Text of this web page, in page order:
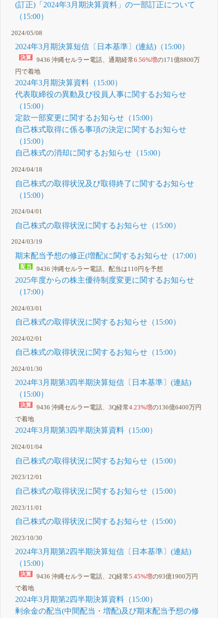
(訂正)「2024年3月期決算資料」の一部訂正について
（15:00）
2024/05/08
2024年3月期決算短信〔日本基準〕(連結)（15:00）
9436 沖縄セルラー電話、通期経常6.56%増の171億8800万
円で着地
2024年3月期決算資料（15:00）
代表取締役の異動及び役員人事に関するお知らせ
（15:00）
定款一部変更に関するお知らせ（15:00）
自己株式取得に係る事項の決定に関するお知らせ
（15:00）
自己株式の消却に関するお知らせ（15:00）
2024/04/18
自己株式の取得状況及び取得終了に関するお知らせ
（15:00）
2024/04/01
自己株式の取得状況に関するお知らせ（15:00）
2024/03/19
期末配当予想の修正(増配)に関するお知らせ（17:00）
9436 沖縄セルラー電話、配当は110円を予想
2025年度からの株主優待制度変更に関するお知らせ
（17:00）
2024/03/01
自己株式の取得状況に関するお知らせ（15:00）
2024/02/01
自己株式の取得状況に関するお知らせ（15:00）
2024/01/30
2024年3月期第3四半期決算短信〔日本基準〕(連結)
（15:00）
9436 沖縄セルラー電話、3Q経常4.23%増の136億6400万円
で着地
2024年3月期第3四半期決算資料（15:00）
2024/01/04
自己株式の取得状況に関するお知らせ（15:00）
2023/12/01
自己株式の取得状況に関するお知らせ（15:00）
2023/11/01
自己株式の取得状況に関するお知らせ（15:00）
2023/10/30
2024年3月期第2四半期決算短信〔日本基準〕(連結)
（15:00）
9436 沖縄セルラー電話、2Q経常5.45%増の93億1900万円
で着地
2024年3月期第2四半期決算資料（15:00）
剰余金の配当(中間配当・増配)及び期末配当予想の修